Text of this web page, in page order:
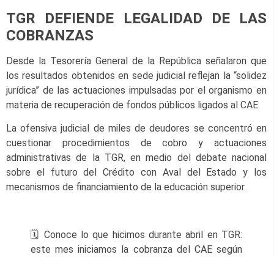
TGR DEFIENDE LEGALIDAD DE LAS
COBRANZAS
Desde la Tesorería General de la República señalaron que
los resultados obtenidos en sede judicial reflejan la “solidez
jurídica” de las actuaciones impulsadas por el organismo en
materia de recuperación de fondos públicos ligados al CAE.
La ofensiva judicial de miles de deudores se concentró en
cuestionar procedimientos de cobro y actuaciones
administrativas de la TGR, en medio del debate nacional
sobre el futuro del Crédito con Aval del Estado y los
mecanismos de financiamiento de la educación superior.
🗓️ Conoce lo que hicimos durante abril en TGR:
este mes iniciamos la cobranza del CAE según